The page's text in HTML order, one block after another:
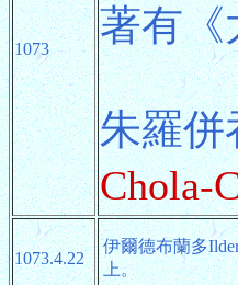
1073
著有《
朱羅併
Chola-
1073.4.22
伊爾德布蘭多
上。